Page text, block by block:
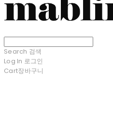
Search 검색
Log In 로그인
Cart장바구니